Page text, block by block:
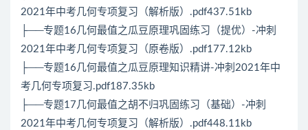
2021年中考几何专项复习（解析版）.pdf437.51kb
├──专题16几何最值之瓜豆原理巩固练习（提优）-冲刺
2021年中考几何专项复习（原卷版）.pdf177.12kb
├──专题16几何最值之瓜豆原理知识精讲-冲刺2021年中
考几何专项复习.pdf187.35kb
├──专题17几何最值之胡不归巩固练习（基础）-冲刺
2021年中考几何专项复习（解析版）.pdf448.11kb